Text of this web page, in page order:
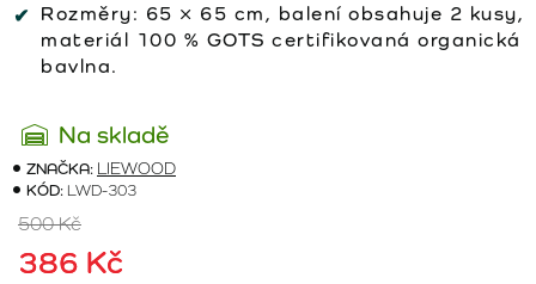
Rozměry: 65 × 65 cm, balení obsahuje 2 kusy,
materiál 100 % GOTS certifikovaná organická
bavlna.
Na skladě
ZNAČKA: LIEWOOD
KÓD: LWD-303
386 Kč
500 Kč